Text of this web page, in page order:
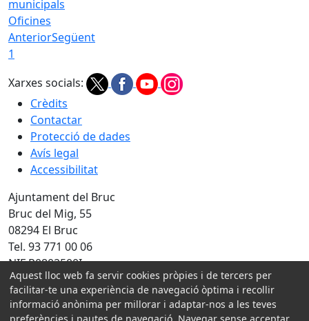
Oficines
AnteriorSegüent
1
Xarxes socials:
Crèdits
Contactar
Protecció de dades
Avís legal
Accessibilitat
Ajuntament del Bruc
Bruc del Mig, 55
08294 El Bruc
Tel. 93 771 00 06
NIF P0802500I
Amb la col·laboració de:
Aquest lloc web fa servir cookies pròpies i de tercers per
facilitar-te una experiència de navegació òptima i recollir
informació anònima per millorar i adaptar-nos a les teves